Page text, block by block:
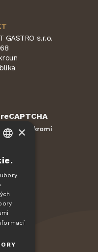
GASTRO s.r.o.
reCAPTCHA
soukromí
×